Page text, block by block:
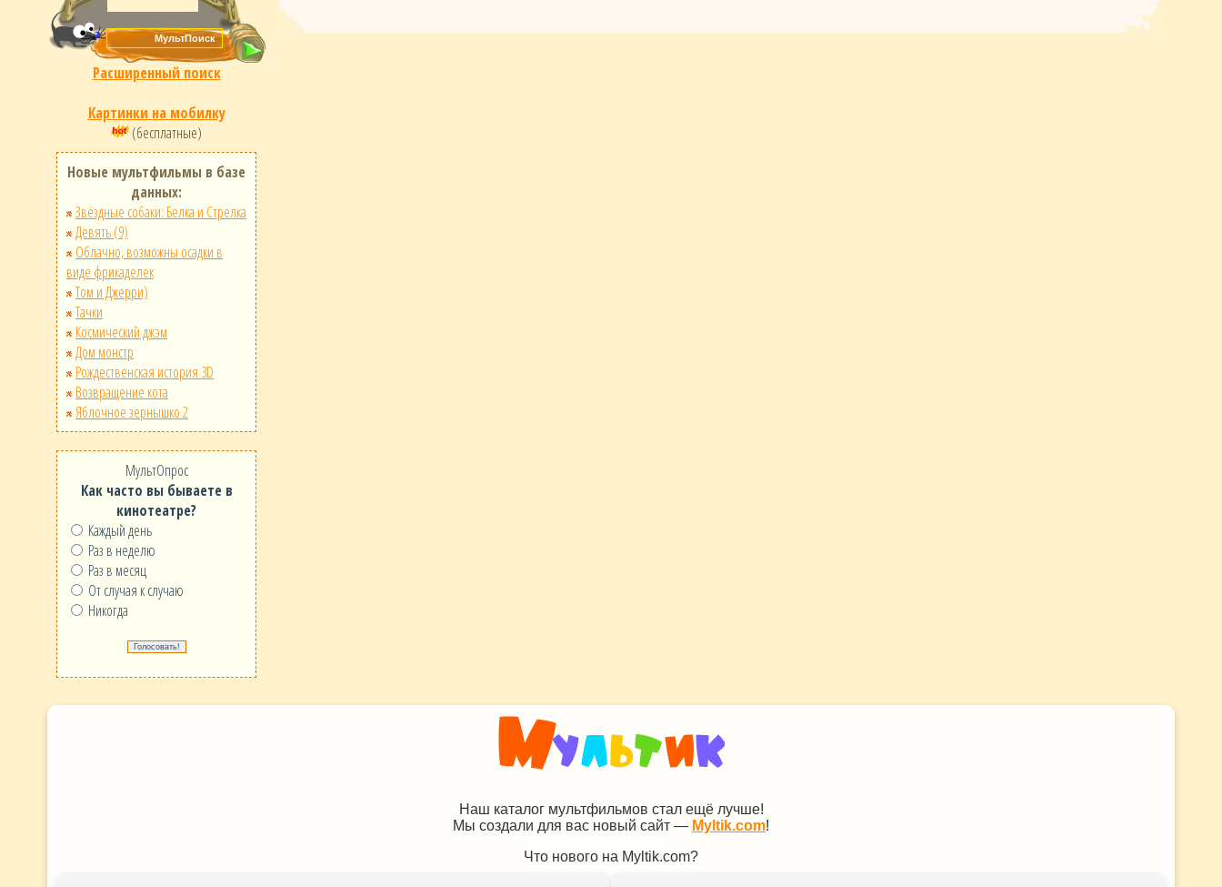
Расширенный поиск
Картинки на мобилку
(бесплатные)
Новые мультфильмы в базе
данных:
Звёздные собаки: Белка и Стрелка
Девять (9)
Облачно, возможны осадки в
виде фрикаделек
Том и Джерри)
Тачки
Космический джэм
Дом монстр
Рождественская история 3D
Возвращение кота
Яблочное зернышко 2
МультОпрос
Как часто вы бываете в
кинотеатре?
Каждый день
Раз в неделю
Раз в месяц
От случая к случаю
Никогда
Наш каталог мультфильмов стал ещё лучше!
Мы создали для вас новый сайт — Myltik.com!
Что нового на Myltik.com?